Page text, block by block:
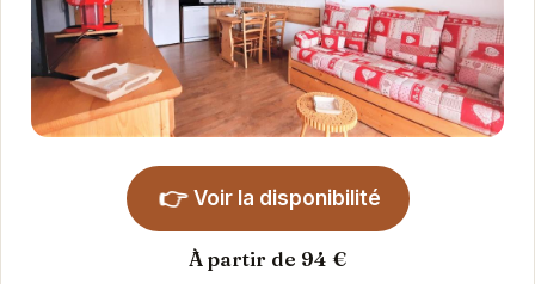
👉 Voir la disponibilité
À partir de 94 €